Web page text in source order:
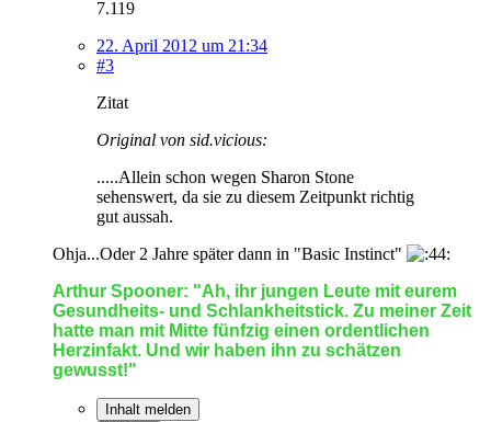
7.119
22. April 2012 um 21:34
#3
Zitat
Original von sid.vicious:
.....Allein schon wegen Sharon Stone
sehenswert, da sie zu diesem Zeitpunkt richtig
gut aussah.
Ohja...Oder 2 Jahre später dann in "Basic Instinct"
Arthur Spooner: "Ah, ihr jungen Leute mit eurem
Gesundheits- und Schlankheitstick. Zu meiner Zeit
hatte man mit Mitte fünfzig einen ordentlichen
Herzinfakt. Und wir haben ihn zu schätzen
gewusst!"
Inhalt melden